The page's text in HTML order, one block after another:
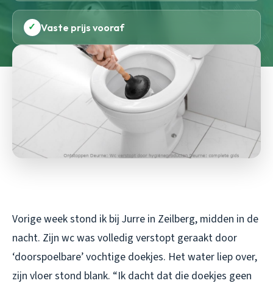
✓ Vaste prijs vooraf
Vorige week stond ik bij Jurre in Zeilberg, midden in de
nacht. Zijn wc was volledig verstopt geraakt door
‘doorspoelbare’ vochtige doekjes. Het water liep over,
zijn vloer stond blank. “Ik dacht dat die doekjes geen